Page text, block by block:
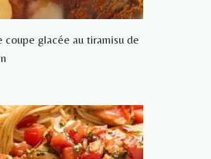
coupe glacée au tiramisu de